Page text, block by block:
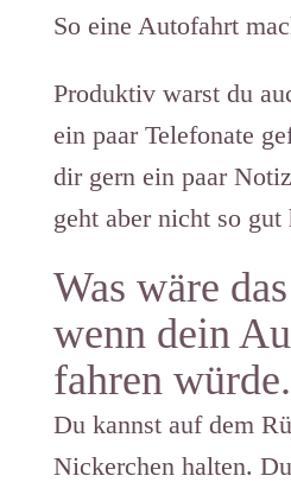
So eine Autofahrt
Produktiv warst du
ein paar Telefonate
dir gern ein paar
geht aber nicht so gut
Was wäre
wenn dein
fahren würde.
Du kannst auf dem
Nickerchen halten.